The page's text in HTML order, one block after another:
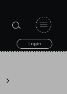
Login
search
form
toggle